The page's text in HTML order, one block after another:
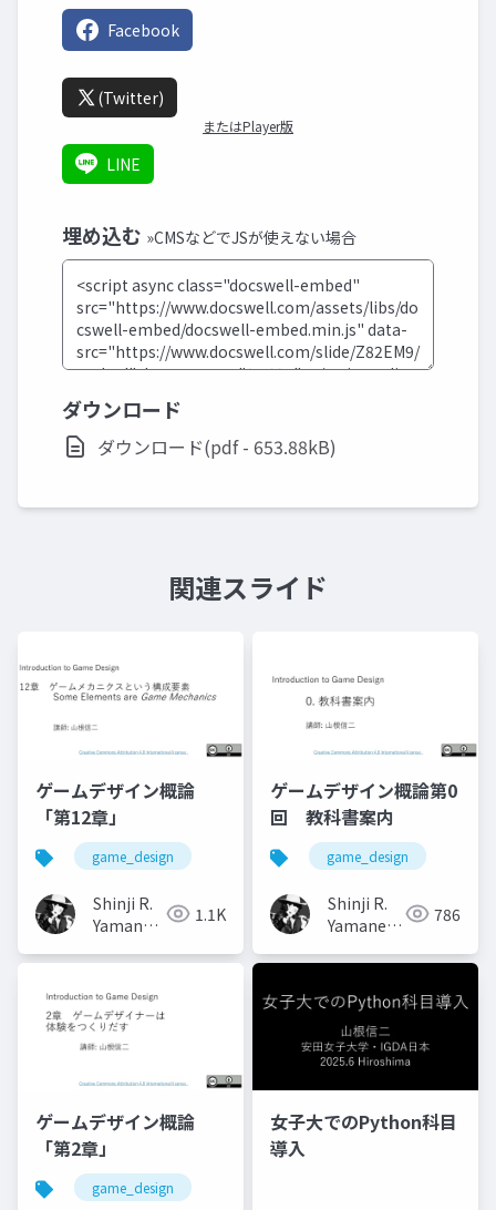
Facebook
(Twitter)
またはPlayer版
LINE
埋め込む »CMSなどでJSが使えない場合
ダウンロード
ダウンロード(pdf - 653.88kB)
関連スライド
ゲームデザイン概論
「第12章」
game_design
Shinji R.
Yamane
1.1K
ゲームデザイン概論第0
回 教科書案内
game_design
Shinji R.
Yamane
786
ゲームデザイン概論
「第2章」
game_design
女子大でのPython科目
導入